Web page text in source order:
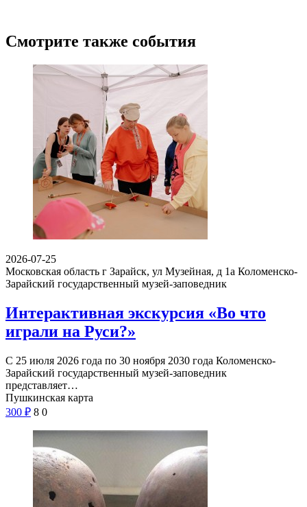
Смотрите также события
2026-07-25
Московская область г Зарайск, ул Музейная, д 1а Коломенско-
Зарайский государственный музей-заповедник
Интерактивная экскурсия «Во что
играли на Руси?»
С 25 июля 2026 года по 30 ноября 2030 года Коломенско-
Зарайский государственный музей-заповедник
представляет…
Пушкинская карта
300 ₽ 8 0